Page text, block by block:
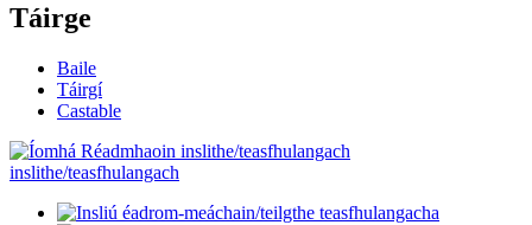
Táirge
Baile
Táirgí
Castable